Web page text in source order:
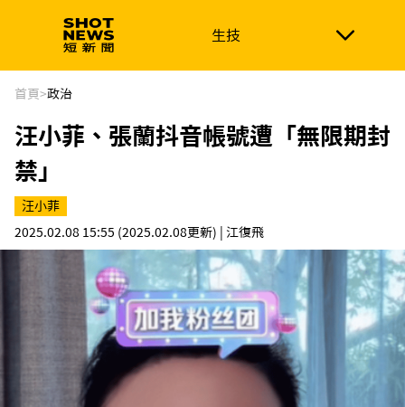
生技
生技 政治
新南向 體育
首頁>政治
汪小菲、張蘭抖音帳號遭「無限期封
禁」
汪小菲
2025.02.08 15:55 (2025.02.08更新) | 江復飛